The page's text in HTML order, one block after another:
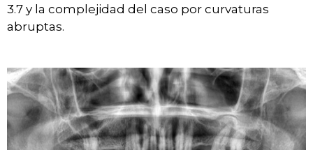
3.7 y la complejidad del caso por curvaturas
abruptas.